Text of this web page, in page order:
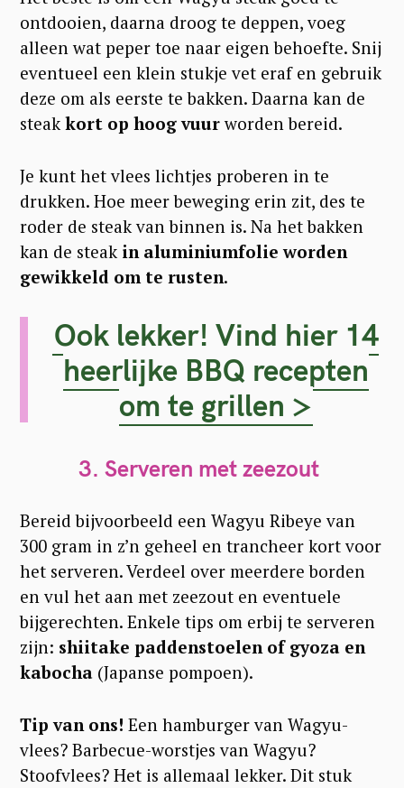
ontdooien, daarna droog te deppen, voeg
alleen wat peper toe naar eigen behoefte. Snij
eventueel een klein stukje vet eraf en gebruik
deze om als eerste te bakken. Daarna kan de
steakkort op hoog vuurworden bereid.
Je kunt het vlees lichtjes proberen in te
drukken. Hoe meer beweging erin zit, des te
roder de steak van binnen is. Na het bakken
kan de steakin aluminiumfolie worden
gewikkeld om te rusten.
Ook lekker! Vind hier 14
heerlijke BBQ recepten
om te grillen >
3. Serveren met zeezout
Bereid bijvoorbeeld een Wagyu Ribeye van
300 gram in z’n geheel en trancheer kort voor
het serveren. Verdeel over meerdere borden
en vul het aan met zeezout en eventuele
bijgerechten. Enkele tips om erbij te serveren
zijn: shiitake paddenstoelen of gyoza en
kabocha (Japanse pompoen).
Tip van ons! Een hamburger van Wagyu-
vlees? Barbecue-worstjes van Wagyu?
Stoofvlees? Het is allemaal lekker. Dit stuk
o
r
: